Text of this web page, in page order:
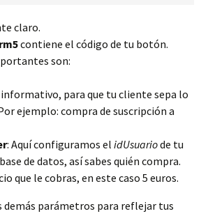
claro.
contiene el código de tu botón.
son:
informativo, para que tu cliente sepa lo
ejemplo: compra de suscripción a
: Aquí configuramos el idUsuariode tu
de datos, así sabes quién compra.
que le cobras, en este caso 5 euros.
demás parámetros para reflejar tus